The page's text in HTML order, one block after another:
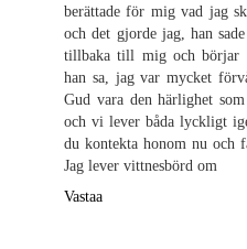
berättade för mig vad jag
och det gjorde jag, han
tillbaka till mig och börjar
han sa, jag var mycket
Gud vara den härlighet
och vi lever båda lyckligt
du kontekta honom nu och
Jag lever vittnesbörd om
Vastaa